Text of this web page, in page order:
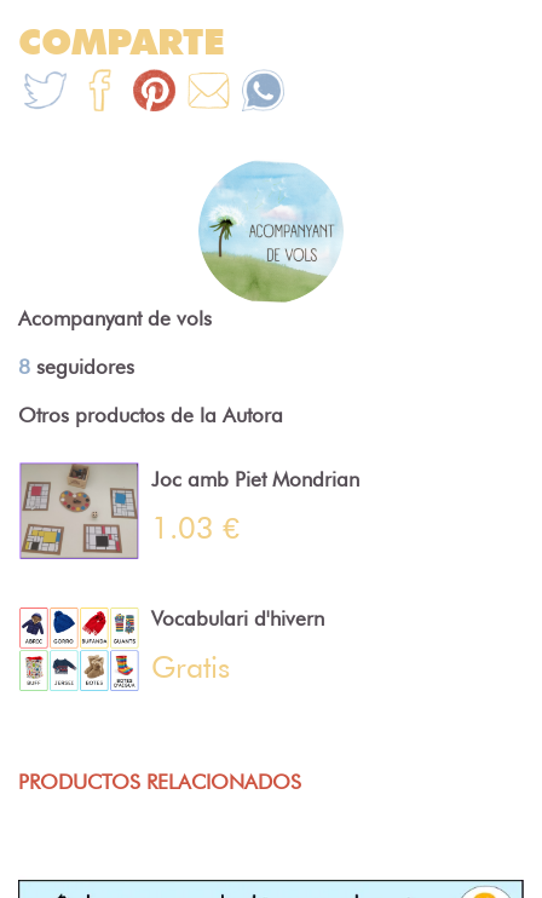
COMPARTE
Acompanyant de vols
8 seguidores
Otros productos de la Autora
Joc amb Piet Mondrian
1.03 €
Vocabulari d'hivern
Gratis
PRODUCTOS RELACIONADOS